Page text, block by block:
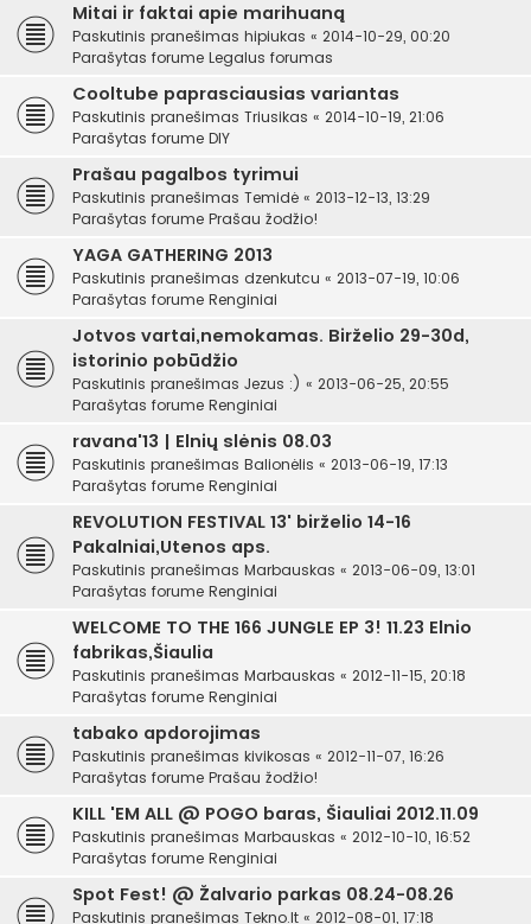
Mitai ir faktai apie marihuaną
Paskutinis pranešimas hipiukas « 2014-10-29, 00:20
Parašytas forume Legalus forumas
Cooltube paprasciausias variantas
Paskutinis pranešimas Triusikas « 2014-10-19, 21:06
Parašytas forume DIY
Prašau pagalbos tyrimui
Paskutinis pranešimas Temidė « 2013-12-13, 13:29
Parašytas forume Prašau žodžio!
YAGA GATHERING 2013
Paskutinis pranešimas dzenkutcu « 2013-07-19, 10:06
Parašytas forume Renginiai
Jotvos vartai,nemokamas. Birželio 29-30d,
istorinio pobūdžio
Paskutinis pranešimas Jezus :) « 2013-06-25, 20:55
Parašytas forume Renginiai
ravana'13 | Elnių slėnis 08.03
Paskutinis pranešimas Balionėlis « 2013-06-19, 17:13
Parašytas forume Renginiai
REVOLUTION FESTIVAL 13' birželio 14-16
Pakalniai,Utenos aps.
Paskutinis pranešimas Marbauskas « 2013-06-09, 13:01
Parašytas forume Renginiai
WELCOME TO THE 166 JUNGLE EP 3! 11.23 Elnio
fabrikas,Šiaulia
Paskutinis pranešimas Marbauskas « 2012-11-15, 20:18
Parašytas forume Renginiai
tabako apdorojimas
Paskutinis pranešimas kivikosas « 2012-11-07, 16:26
Parašytas forume Prašau žodžio!
KILL 'EM ALL @ POGO baras, Šiauliai 2012.11.09
Paskutinis pranešimas Marbauskas « 2012-10-10, 16:52
Parašytas forume Renginiai
Spot Fest! @ Žalvario parkas 08.24-08.26
Paskutinis pranešimas Tekno.lt « 2012-08-01, 17:18